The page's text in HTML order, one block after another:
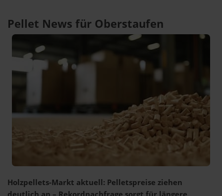
Pellet News für Oberstaufen
Holzpellets-Markt aktuell: Pelletspreise ziehen